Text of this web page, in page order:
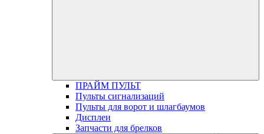
ПРАЙМ ПУЛЬТ
Пульты сигнализаций
Пульты для ворот и шлагбаумов
Дисплеи
Запчасти для брелков